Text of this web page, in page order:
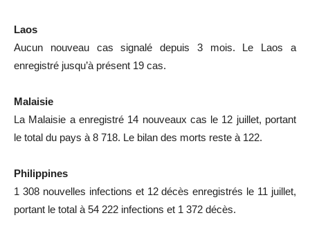
Laos
Aucun nouveau cas signalé depuis 3 mois. Le Laos a
enregistré jusqu’à présent 19 cas.
Malaisie
La Malaisie a enregistré 14 nouveaux cas le 12 juillet, portant
le total du pays à 8 718. Le bilan des morts reste à 122.
Philippines
1 308 nouvelles infections et 12 décès enregistrés le 11 juillet,
portant le total à 54 222 infections et 1 372 décès.